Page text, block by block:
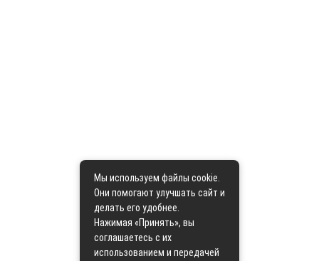
Мы используем файлы cookie.
Они помогают улучшать сайт и
делать его удобнее.
Нажимая «Принять», вы
соглашаетесь с их
использованием и передачей